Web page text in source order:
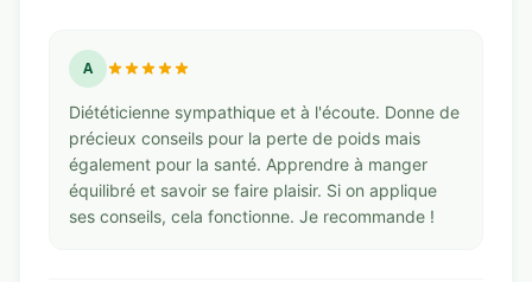
A
Diététicienne sympathique et à l'écoute. Donne de
précieux conseils pour la perte de poids mais
également pour la santé. Apprendre à manger
équilibré et savoir se faire plaisir. Si on applique
ses conseils, cela fonctionne. Je recommande !